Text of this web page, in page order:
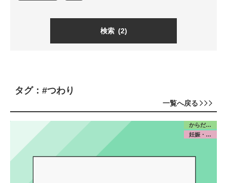
検索 (2)
タグ：#つわり
一覧へ戻る
からだ／産前産後
妊娠・出産